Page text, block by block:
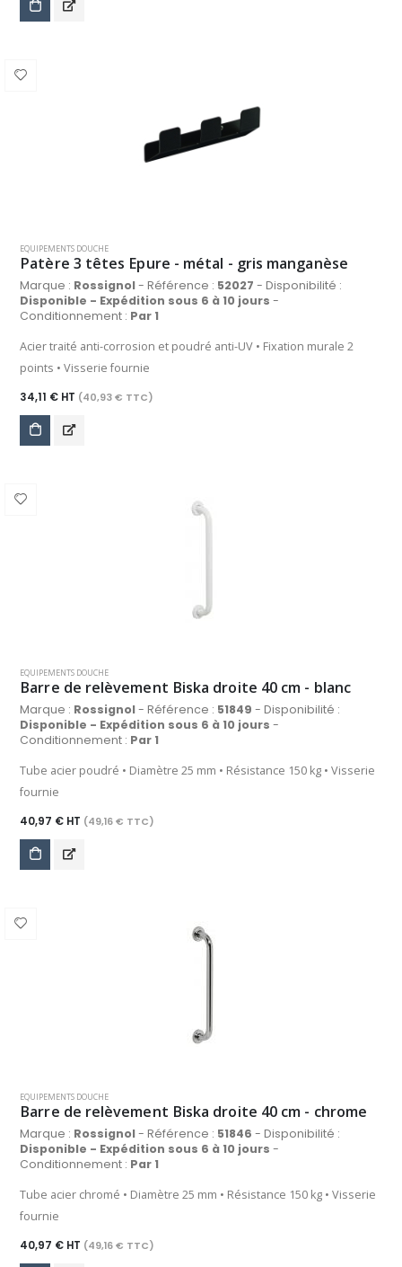
EQUIPEMENTS DOUCHE
Patère 3 têtes Epure - métal - gris manganèse
Marque : Rossignol- Référence : 52027 - Disponibilité :
Disponible - Expédition sous 6 à 10 jours -
Conditionnement : Par 1
Acier traité anti-corrosion et poudré anti-UV • Fixation murale 2
points • Visserie fournie
34,11 € HT (40,93 € TTC)
EQUIPEMENTS DOUCHE
Barre de relèvement Biska droite 40 cm - blanc
Marque : Rossignol- Référence : 51849 - Disponibilité :
Disponible - Expédition sous 6 à 10 jours -
Conditionnement : Par 1
Tube acier poudré • Diamètre 25 mm • Résistance 150 kg • Visserie
fournie
40,97 € HT (49,16 € TTC)
EQUIPEMENTS DOUCHE
Barre de relèvement Biska droite 40 cm - chrome
Marque : Rossignol- Référence : 51846 - Disponibilité :
Disponible - Expédition sous 6 à 10 jours -
Conditionnement : Par 1
Tube acier chromé • Diamètre 25 mm • Résistance 150 kg • Visserie
fournie
40,97 € HT (49,16 € TTC)